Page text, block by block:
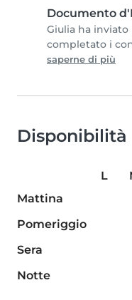
Documento
Giulia ha
completato i
saperne di più
Disponibilità
L
Mattina
Pomeriggio
Sera
Notte